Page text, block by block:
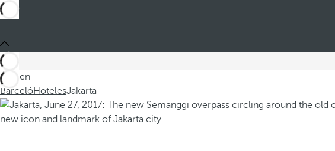
Está en
BarcelóHotelesJakarta